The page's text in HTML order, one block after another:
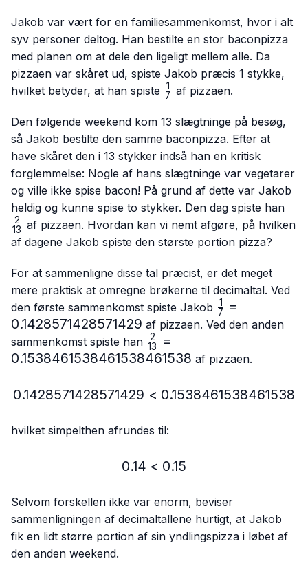
Jakob var vært for en familiesammenkomst, hvor i alt
syv personer deltog. Han bestilte en stor baconpizza
med planen om at dele den ligeligt mellem alle. Da
pizzaen var skåret ud, spiste Jakob præcis 1 stykke,
hvilket betyder, at han spiste \frac{1}
7
1 af pizzaen.
Den følgende weekend kom 13 slægtninge på besøg,
så Jakob bestilte den samme baconpizza. Efter at
have skåret den i 13 stykker indså han en kritisk
forglemmelse: Nogle af hans slægtninge var vegetarer
og ville ikke spise bacon! På grund af dette var Jakob
heldig og kunne spise to stykker. Den dag spiste han
{13}
13
2
af pizzaen. Hvordan kan vi nemt afgøre, på hvilken
af dagene Jakob spiste den største portion pizza?
For at sammenligne disse tal præcist, er det meget
mere praktisk at omregne brøkerne til decimaltal. Ved
den første sammenkomst spiste Jakob \frac{1}
7
1
=
0.1428571428571429 af pizzaen. Ved den anden
sammenkomst spiste han \frac{2}
13
2
=
0.1538461538461538461538 af pizzaen.
0.1428571428571429 <
0.1428571428571429 < 0.1538461538461538
hvilket simpelthen afrundes til:
0.14 < 0.15
0.14 < 0.15
Selvom forskellen ikke var enorm, beviser
sammenligningen af decimaltallene hurtigt, at Jakob
fik en lidt større portion af sin yndlingspizza i løbet af
den anden weekend.